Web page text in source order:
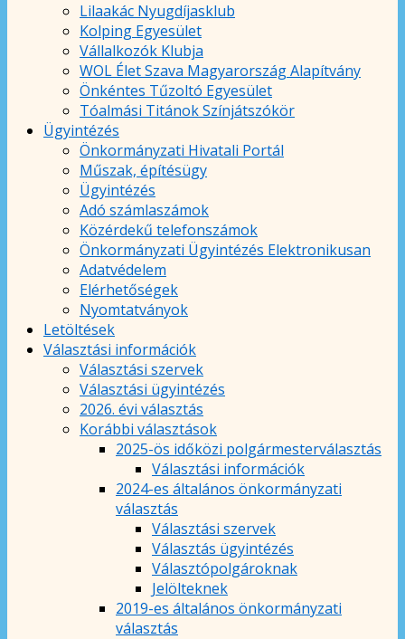
Lilaakác Nyugdíjasklub
Kolping Egyesület
Vállalkozók Klubja
WOL Élet Szava Magyarország Alapítvány
Önkéntes Tűzoltó Egyesület
Tóalmási Titánok Színjátszókör
Ügyintézés
Önkormányzati Hivatali Portál
Műszak, építésügy
Ügyintézés
Adó számlaszámok
Közérdekű telefonszámok
Önkormányzati Ügyintézés Elektronikusan
Adatvédelem
Elérhetőségek
Nyomtatványok
Letöltések
Választási információk
Választási szervek
Választási ügyintézés
2026. évi választás
Korábbi választások
2025-ös időközi polgármesterválasztás
Választási információk
2024-es általános önkormányzati
választás
Választási szervek
Választás ügyintézés
Választópolgároknak
Jelölteknek
2019-es általános önkormányzati
választás